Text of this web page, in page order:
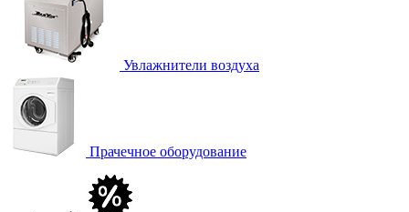
Увлажнители воздуха
Прачечное оборудование